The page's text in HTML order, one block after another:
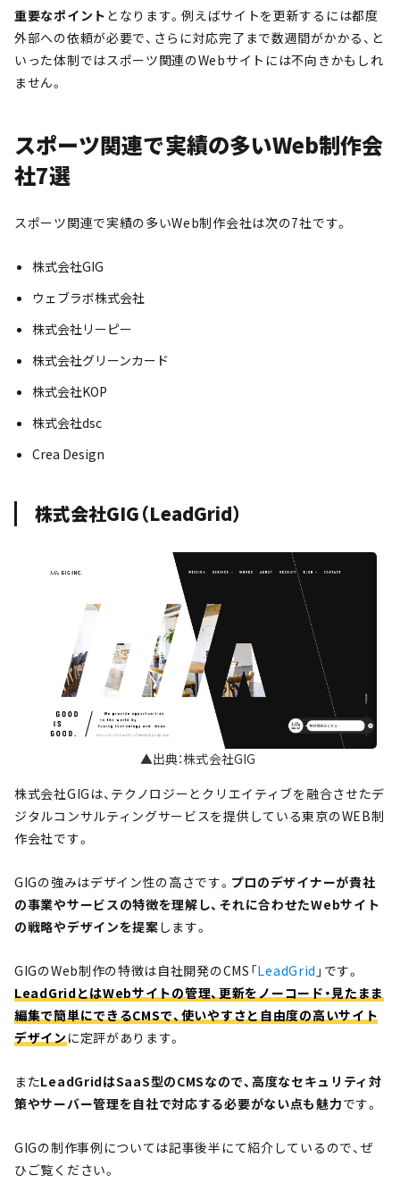
重要なポイント となります。例えばサイトを更新するには都度
外部への依頼が必要で、さらに対応完了まで数週間がかかる、と
いった体制ではスポーツ関連のWebサイトには不向きかもしれ
ません。
スポーツ関連で実績の多いWeb制作会
社7選
スポーツ関連で実績の多いWeb制作会社は次の7社です。
株式会社GIG
ウェブラボ株式会社
株式会社リーピー
株式会社グリーンカード
株式会社KOP
株式会社dsc
Crea Design
株式会社GIG（LeadGrid）
▲出典：株式会社GIG
株式会社GIGは、テクノロジーとクリエイティブを融合させたデ
ジタルコンサルティングサービスを提供している東京のWEB制
作会社です。
GIGの強みはデザイン性の高さです。 プロのデザイナーが貴社
の事業やサービスの特徴を理解し、それに合わせたWebサイト
の戦略やデザインを提案 します。
GIGのWeb制作の特徴は自社開発のCMS「LeadGrid 」です。
LeadGridとはWebサイトの管理、更新をノーコード・見たまま
編集で簡単にできるCMSで、使いやすさと自由度の高いサイト
デザインに定評があります。
またLeadGridはSaaS型のCMSなので、高度なセキュリティ対
策やサーバー管理を自社で対応する必要がない点も魅力です。
GIGの制作事例については記事後半にて紹介しているので、ぜ
ひご覧ください。